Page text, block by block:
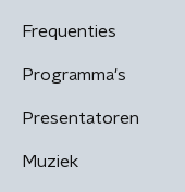
Frequenties
Programma's
Presentatoren
Muziek